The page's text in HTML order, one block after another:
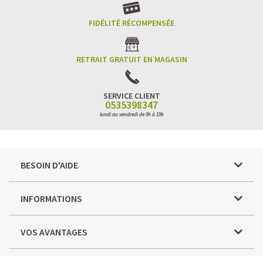
FIDÉLITÉ RÉCOMPENSÉE
RETRAIT GRATUIT EN MAGASIN
SERVICE CLIENT
0535398347
lundi au vendredi de 9h à 19h
BESOIN D'AIDE
INFORMATIONS
VOS AVANTAGES